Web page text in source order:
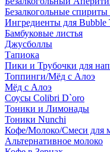
Безалкогольные
Ингредиенты для Bubble
Бамбуковые листья
Джусболлы
Тапиока
Пики и Трубочки для
Топпинги/Мёд с Алоэ
Мёд с Алоэ
Соусы Colibri D`oro
Тоники и Лимонады
Тоники Nunchi
Кофе/Молоко/Смеси для
Альтернативное молоко